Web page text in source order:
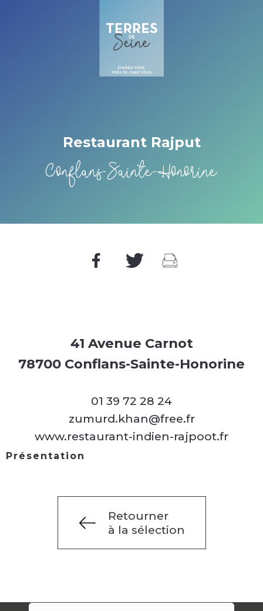
Restaurant Rajput
Conflans-Sainte-Honorine
41 Avenue Carnot
78700 Conflans-Sainte-Honorine
01 39 72 28 24
zumurd.khan@free.fr
www.restaurant-indien-rajpoot.fr
Présentation
Retourner
à la sélection